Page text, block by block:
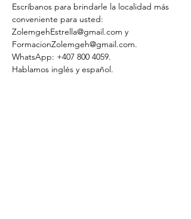
Escríbanos para brindarle la localidad más
conveniente para usted:
ZolemgehEstrella@gmail.com y
FormacionZolemgeh@gmail.com.
WhatsApp: +407 800 4059.
Hablamos inglés y español.